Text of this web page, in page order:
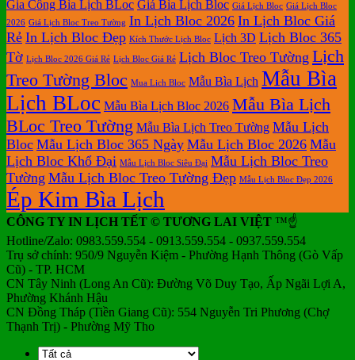
Lịch
Để
Bàn
Gia Công Bìa Lịch BLoc Giá Bìa Lịch Bloc Giá Lịch Bloc Giá Lịch Bloc
2026 Giá Lịch Bloc Treo Tường In Lịch Bloc 2026 In Lịch Bloc Giá
Rẻ In Lịch Bloc Đẹp Kích Thước Lịch Bloc Lịch 3D Lịch Bloc 365
Tờ Lịch Bloc 2026 Giá Rẻ Lịch Bloc Giá Rẻ Lịch Bloc Treo Tường Lịch
Treo Tường Bloc Mua Lich Bloc Mẫu Bìa Lịch Mẫu Bìa
Lịch BLoc Mẫu Bìa Lịch Bloc 2026 Mẫu Bìa Lịch
BLoc Treo Tường Mẫu Bìa Lịch Treo Tường Mẫu Lịch
Bloc Mẫu Lịch Bloc 365 Ngày Mẫu Lịch Bloc 2026 Mẫu
Lịch Bloc Khổ Đại Mẫu Lịch Bloc Siêu Đại Mẫu Lịch Bloc Treo
Tường Mẫu Lịch Bloc Treo Tường Đẹp Mẫu Lịch Bloc Đẹp 2026
Ép Kim Bìa Lịch
CÔNG TY IN LỊCH TẾT © TƯƠNG LAI VIỆT ™☝️
Hotline/Zalo: 0983.559.554 - 0913.559.554 - 0937.559.554
Trụ sở chính: 950/9 Nguyễn Kiệm - Phường Hạnh Thông (Gò Vấp
Cũ) - TP. HCM
CN Tây Ninh (Long An Cũ): Đường Võ Duy Tạo, Ấp Ngãi Lợi A,
Phường Khánh Hậu
CN Đồng Tháp (Tiền Giang Cũ): 554 Nguyễn Tri Phương (Chợ
Thạnh Trị) - Phường Mỹ Tho